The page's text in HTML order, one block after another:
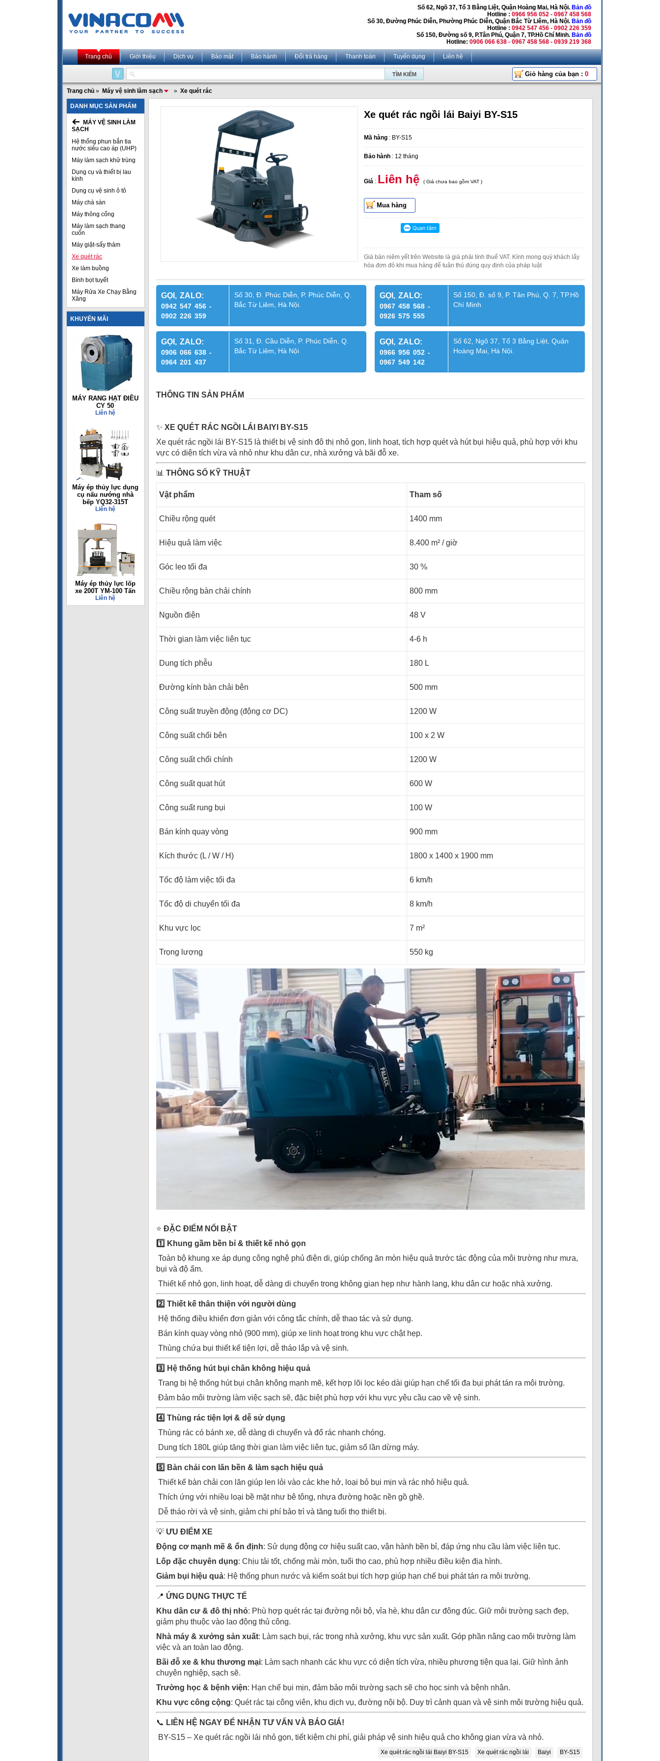
Số 62, Ngõ 37, Tổ 3 Bằng Liệt, Quận Hoàng Mai, Hà Nội. Bản đồ
Hotline : 0966 956 052 - 0967 458 568
Số 30, Đường Phúc Diễn, Phường Phúc Diễn, Quận Bắc Từ Liêm, Hà Nội. Bản đồ
Hotline : 0942 547 456 - 0902 226 359
Số 150, Đường số 9, P.Tân Phú, Quận 7, TP.Hồ Chí Minh. Bản đồ
Hotline: 0906 066 638 - 0967 458 568 - 0939 219 368
Trang chủ Giới thiệu Dịch vụ Bảo mật Bảo hành Đổi trả hàng Thanh toán Tuyển dụng Liên hệ
Giỏ hàng của bạn : 0
Trang chủ » Máy vệ sinh làm sạch » Xe quét rác
DANH MỤC SẢN PHẨM
MÁY VỆ SINH LÀM
SẠCH
Hệ thống phun bắn tia
nước siêu cao áp (UHP)
Máy làm sạch khử trùng
Dụng cụ và thiết bị lau
kính
Dụng cụ vệ sinh ô tô
Máy chà sàn
Máy thông cống
Máy làm sạch thang
cuốn
Máy giặt-sấy thảm
Xe quét rác
Xe làm buồng
Bình bọt tuyết
Máy Rửa Xe Chạy Bằng
Xăng
KHUYẾN MÃI
MÁY RANG HẠT ĐIỀU
CY 50
Liên hệ
Máy ép thủy lực dụng
cụ nấu nướng nhà
bếp YQ32-315T
Liên hệ
Máy ép thủy lực lốp
xe 200T YM-100 Tấn
Liên hệ
Xe quét rác ngồi lái Baiyi BY-S15
Mã hàng : BY-S15
Bảo hành : 12 tháng
Giá : Liên hệ ( Giá chưa bao gồm VAT )
Mua hàng
Giá bán niêm yết trên Website là giá phải tính thuế VAT. Kính mong quý khách lấy
hóa đơn đỏ khi mua hàng để tuân thủ đúng quy định của pháp luật
GỌI, ZALO:
0942 547 456 -
0902 226 359
Số 30, Đ. Phúc Diễn, P. Phúc Diễn, Q.
Bắc Từ Liêm, Hà Nội.
GỌI, ZALO:
0967 458 568 -
0926 575 555
Số 150, Đ. số 9, P. Tân Phú, Q. 7, TP.Hồ
Chí Minh
GỌI, ZALO:
0906 066 638 -
0964 201 437
Số 31, Đ. Cầu Diễn, P. Phúc Diễn, Q.
Bắc Từ Liêm, Hà Nội
GỌI, ZALO:
0966 956 052 -
0967 549 142
Số 62, Ngõ 37, Tổ 3 Bằng Liệt, Quận
Hoàng Mai, Hà Nội.
THÔNG TIN SẢN PHẨM
✨ XE QUÉT RÁC NGỒI LÁI BAIYI BY-S15
Xe quét rác ngồi lái BY-S15 là thiết bị vệ sinh đô thị nhỏ gọn, linh hoạt, tích hợp quét và hút bụi hiệu quả, phù hợp với khu
vực có diện tích vừa và nhỏ như khu dân cư, nhà xưởng và bãi đỗ xe.
📊 THÔNG SỐ KỸ THUẬT
Vật phẩm Tham số
Chiều rộng quét 1400 mm
Hiệu quả làm việc 8.400 m² / giờ
Góc leo tối đa 30 %
Chiều rộng bàn chải chính 800 mm
Nguồn điện 48 V
Thời gian làm việc liên tục 4-6 h
Dung tích phễu 180 L
Đường kính bàn chải bên 500 mm
Công suất truyền động (động cơ DC) 1200 W
Công suất chổi bên 100 x 2 W
Công suất chổi chính 1200 W
Công suất quạt hút 600 W
Công suất rung bụi 100 W
Bán kính quay vòng 900 mm
Kích thước (L / W / H) 1800 x 1400 x 1900 mm
Tốc độ làm việc tối đa 6 km/h
Tốc độ di chuyển tối đa 8 km/h
Khu vực lọc 7 m²
Trọng lượng 550 kg
⭐ ĐẶC ĐIỂM NỔI BẬT
1️ Khung gầm bền bỉ & thiết kế nhỏ gọn
Toàn bộ khung xe áp dụng công nghệ phủ điện di, giúp chống ăn mòn hiệu quả trước tác động của môi trường như mưa,
bụi và độ ẩm.
Thiết kế nhỏ gọn, linh hoạt, dễ dàng di chuyển trong không gian hẹp như hành lang, khu dân cư hoặc nhà xưởng.
2️ Thiết kế thân thiện với người dùng
Hệ thống điều khiển đơn giản với công tắc chính, dễ thao tác và sử dụng.
Bán kính quay vòng nhỏ (900 mm), giúp xe linh hoạt trong khu vực chật hẹp.
Thùng chứa bụi thiết kế tiện lợi, dễ tháo lắp và vệ sinh.
3️ Hệ thống hút bụi chân không hiệu quả
Trang bị hệ thống hút bụi chân không mạnh mẽ, kết hợp lõi lọc kéo dài giúp hạn chế tối đa bụi phát tán ra môi trường.
Đảm bảo môi trường làm việc sạch sẽ, đặc biệt phù hợp với khu vực yêu cầu cao về vệ sinh.
4️ Thùng rác tiện lợi & dễ sử dụng
Thùng rác có bánh xe, dễ dàng di chuyển và đổ rác nhanh chóng.
Dung tích 180L giúp tăng thời gian làm việc liên tục, giảm số lần dừng máy.
5️ Bàn chải con lăn bền & làm sạch hiệu quả
Thiết kế bàn chải con lăn giúp len lỏi vào các khe hở, loại bỏ bụi mịn và rác nhỏ hiệu quả.
Thích ứng với nhiều loại bề mặt như bê tông, nhựa đường hoặc nền gồ ghề.
Dễ tháo rời và vệ sinh, giảm chi phí bảo trì và tăng tuổi thọ thiết bị.
💡 ƯU ĐIỂM XE
Động cơ mạnh mẽ & ổn định: Sử dụng động cơ hiệu suất cao, vận hành bền bỉ, đáp ứng nhu cầu làm việc liên tục.
Lốp đặc chuyên dụng: Chịu tải tốt, chống mài mòn, tuổi thọ cao, phù hợp nhiều điều kiện địa hình.
Giảm bụi hiệu quả: Hệ thống phun nước và kiểm soát bụi tích hợp giúp hạn chế bụi phát tán ra môi trường.
📍 ỨNG DỤNG THỰC TẾ
Khu dân cư & đô thị nhỏ: Phù hợp quét rác tại đường nội bộ, vỉa hè, khu dân cư đông đúc. Giữ môi trường sạch đẹp,
giảm phụ thuộc vào lao động thủ công.
Nhà máy & xưởng sản xuất: Làm sạch bụi, rác trong nhà xưởng, khu vực sản xuất. Góp phần nâng cao môi trường làm
việc và an toàn lao động.
Bãi đỗ xe & khu thương mại: Làm sạch nhanh các khu vực có diện tích vừa, nhiều phương tiện qua lại. Giữ hình ảnh
chuyên nghiệp, sạch sẽ.
Trường học & bệnh viện: Hạn chế bụi mịn, đảm bảo môi trường sạch sẽ cho học sinh và bệnh nhân.
Khu vực công cộng: Quét rác tại công viên, khu dịch vụ, đường nội bộ. Duy trì cảnh quan và vệ sinh môi trường hiệu quả.
📞 LIÊN HỆ NGAY ĐỂ NHẬN TƯ VẤN VÀ BÁO GIÁ!
BY-S15 – Xe quét rác ngồi lái nhỏ gọn, tiết kiệm chi phí, giải pháp vệ sinh hiệu quả cho không gian vừa và nhỏ.
Xe quét rác ngồi lái Baiyi BY-S15 Xe quét rác ngồi lái Baiyi BY-S15